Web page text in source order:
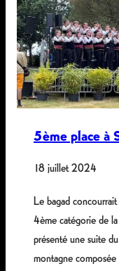
e
n
t
r
é
e
u
g
a
d
5ème place à
18 juillet 2024
Le bagad
4ème catégorie de
présenté une suite
montagne